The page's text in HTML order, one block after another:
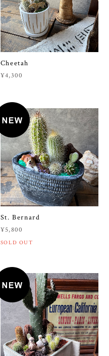
Cheetah
¥4,300
St. Bernard
¥5,800
SOLD OUT